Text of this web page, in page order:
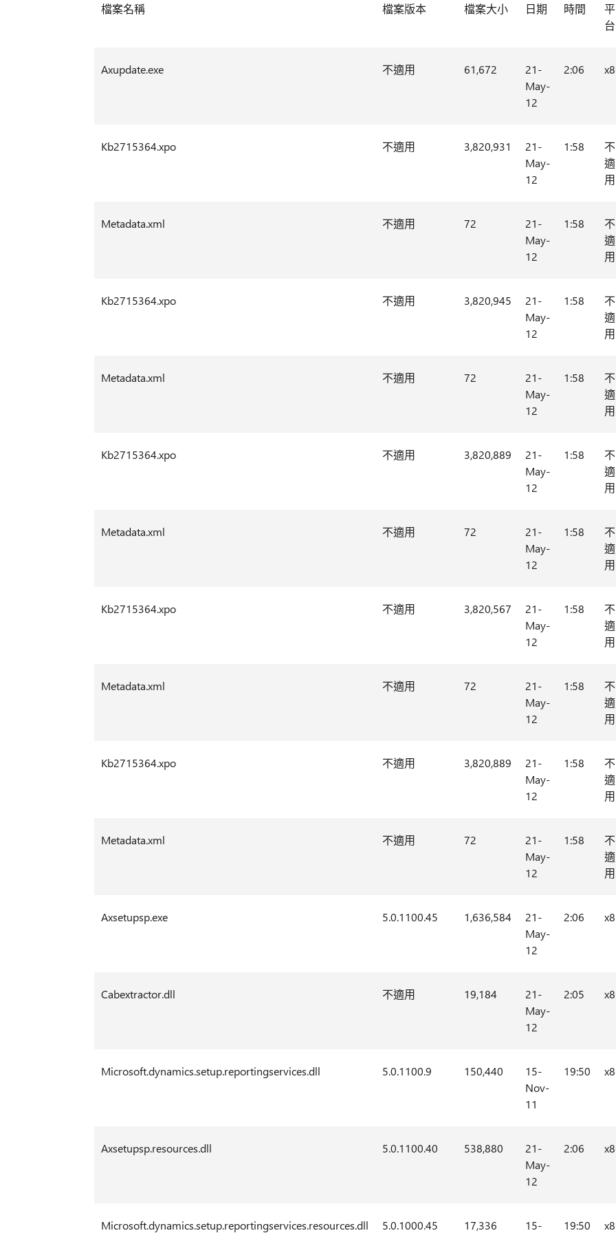
檔案名稱 檔案版本 檔案大小 日期 時間
平
台
Axupdate.exe 不適用 61,672
21-
May-
12
2:06
Kb2715364.xpo 不適用 3,820,931
21-
May-
12
1:58
不
適
用
Metadata.xml 不適用 72
21-
May-
12
1:58
不
適
用
Kb2715364.xpo 不適用 3,820,945
21-
May-
12
1:58
不
適
用
Metadata.xml 不適用 72
21-
May-
12
1:58
不
適
用
Kb2715364.xpo 不適用 3,820,889
21-
May-
12
1:58
不
適
用
Metadata.xml 不適用 72
21-
May-
12
1:58
不
適
用
Kb2715364.xpo 不適用 3,820,567
21-
May-
12
1:58
不
適
用
Metadata.xml 不適用 72
21-
May-
12
1:58
不
適
用
Kb2715364.xpo 不適用 3,820,889
21-
May-
12
1:58
不
適
用
Metadata.xml 不適用 72
21-
May-
12
1:58
不
適
用
Axsetupsp.exe 5.0.1100.45 1,636,584
21-
May-
12
2:06
Cabextractor.dll 不適用 19,184
21-
May-
12
2:05
Microsoft.dynamics.setup.reportingservices.dll 5.0.1100.9 150,440
15-
Nov-
11
19:50
Axsetupsp.resources.dll 5.0.1100.40 538,880
21-
May-
12
2:06
Microsoft.dynamics.setup.reportingservices.resources.dll 5.0.1000.45 17,336 15- 19:50